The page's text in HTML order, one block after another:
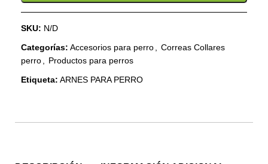
SKU: N/D
Categorías: Accesorios para perro
Correas Collares
perro
Productos para perros
Etiqueta: ARNES PARA PERRO